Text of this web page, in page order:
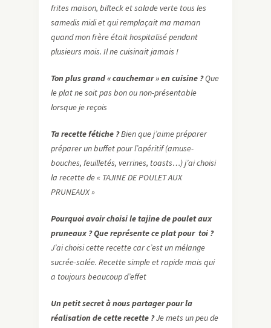
frites maison, bifteck et salade verte tous les
samedis midi et qui remplaçait ma maman
quand mon frère était hospitalisé pendant
plusieurs mois. Il ne cuisinait jamais !
Ton plus grand « cauchemar » en cuisine ?Que
le plat ne soit pas bon ou non-présentable
lorsque je reçois
Ta recette fétiche ?Bien que j’aime préparer
préparer un buffet pour l’apéritif (amuse-
bouches, feuilletés, verrines, toasts…) j’ai choisi
la recette de « TAJINE DE POULET AUX
PRUNEAUX »
Pourquoi avoir choisi le tajine de poulet aux
pruneaux ?Que représente ce plat pour toi ?
J’ai choisi cette recette car c’est un mélange
sucrée-salée. Recette simple et rapide mais qui
a toujours beaucoup d’effet
Un petit secret à nous partager pour la
réalisation de cette recette ?Je mets un peu de